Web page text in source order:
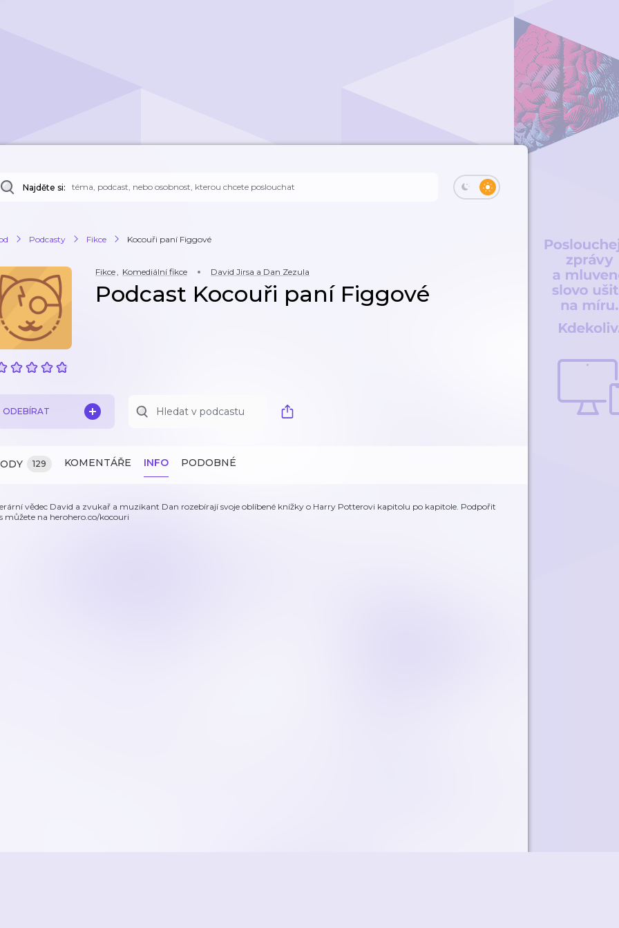
Najděte si:
Podcasty Fikce Kocouři paní Figgové
Fikce, Komediální fikce David Jirsa a Dan Zezula
Podcast Kocouři paní Figgové
ODEBÍRAT
129 KOMENTÁŘE INFO PODOBNÉ
vědec David a zvukař a muzikant Dan rozebírají svoje oblíbené knížky o Harry Potterovi kapitolu po kapitole. Podpořit
můžete na herohero.co/kocouri